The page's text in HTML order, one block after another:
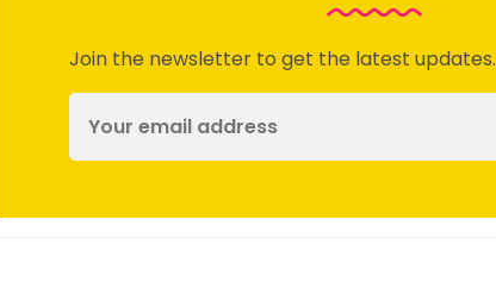
Join the newsletter to get the latest updates.